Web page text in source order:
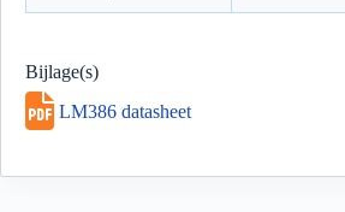
Bijlage(s)
LM386 datasheet